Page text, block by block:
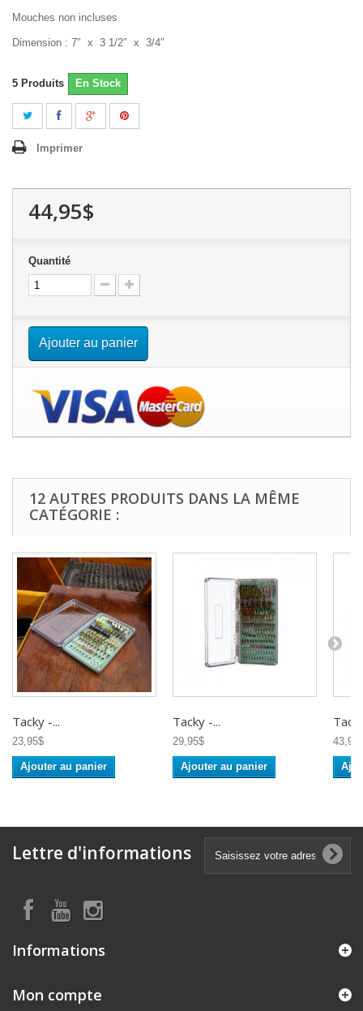
Mouches non incluses
Dimension : 7″ x 3 1/2″ x 3/4″
5 Produits En Stock
Imprimer
44,95$
Quantité
Ajouter au panier
12 AUTRES PRODUITS DANS LA MÊME
CATÉGORIE :
Tacky -...
23,95$
Ajouter au panier
Tacky -...
29,95$
Ajouter au panier
Lettre d'informations
Informations
Mon compte